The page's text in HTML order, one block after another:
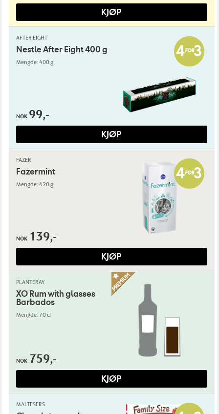
KJØP
AFTER EIGHT
Nestle After Eight 400 g
Mengde: 400 g
NOK 99,-
KJØP
FAZER
Fazermint
Mengde: 420 g
NOK 139,-
KJØP
PLANTERAY
XO Rum with glasses
Barbados
Mengde: 70 cl
NOK 759,-
KJØP
MALTESERS